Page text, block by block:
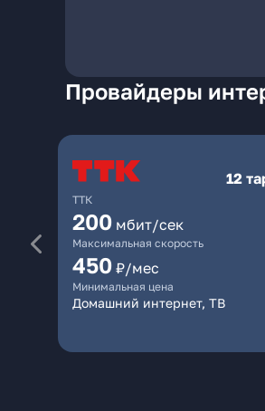
Провайдеры
ТТК
12
200 мбит/сек
Максимальная скорость
450 ₽/мес
Минимальная цена
Домашний интернет, ТВ